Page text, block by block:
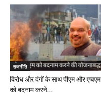
राजनीति
विरोध और दंगों के साथ पीएम और एचएम
को बदनाम करने...